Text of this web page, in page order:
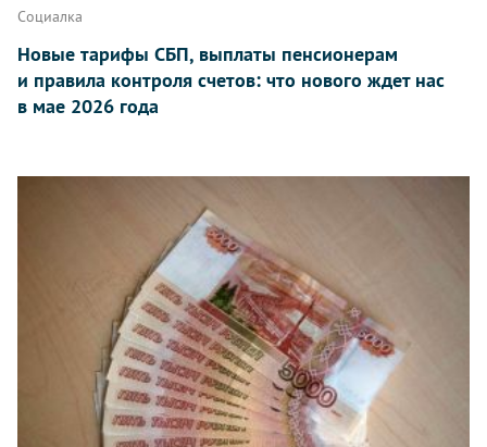
Социалка
Новые тарифы СБП, выплаты пенсионерам
и правила контроля счетов: что нового ждет нас
в мае 2026 года